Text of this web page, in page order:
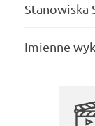
Stanowiska
Imienne